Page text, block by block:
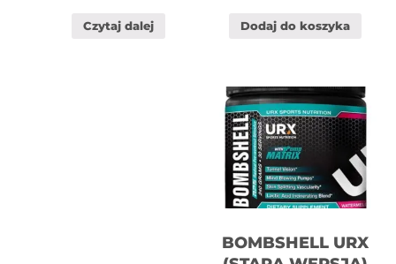
Czytaj dalej Dodaj do koszyka
BOMBSHELL URX